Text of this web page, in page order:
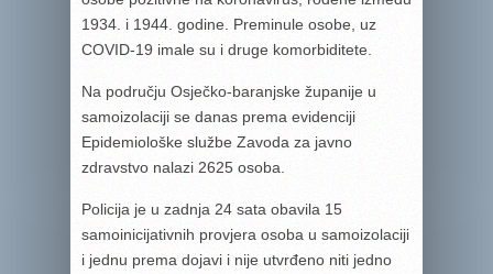
1934. i 1944. godine. Preminule osobe, uz
COVID-19 imale su i druge komorbiditete.
Na području Osječko-baranjske županije u
samoizolaciji se danas prema evidenciji
Epidemiološke službe Zavoda za javno
zdravstvo nalazi 2625 osoba.
Policija je u zadnja 24 sata obavila 15
samoinicijativnih provjera osoba u samoizolaciji
i jednu prema dojavi i nije utvrđeno niti jedno